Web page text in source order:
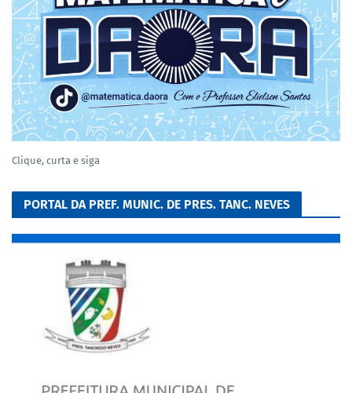
Clique, curta e siga
PORTAL DA PREF. MUNIC. DE PRES. TANC. NEVES